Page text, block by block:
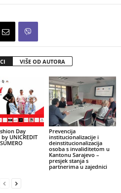
VIŠE OD AUTORA
Day
UNICREDIT
Prevencija
institucionalizacije i
deinstitucionalizacija
osoba s invaliditetom u
Kantonu Sarajevo –
presjek stanja s
partnerima u zajednici